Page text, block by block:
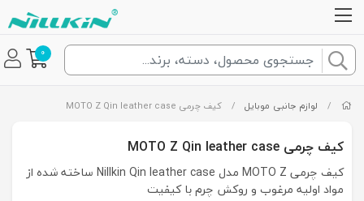
0
/ لوازم جانبی موبایل / کیف چرمی MOTO Z Qin leather case
کیف چرمی MOTO Z Qin leather case
کیف چرمی MOTO Z مدل Nillkin Qin leather case ساخته شده از
مواد اولیه مرغوب و روکش چرم با کیفیت